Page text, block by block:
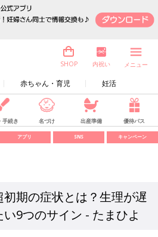
赤ちゃん・育児 妊活
SHOP 内祝い メニュー
手続き 名づけ 出産準備 優待パス
アプリ SNS キャンペーン
初期の症状とは？生理が遅
9つのサイン - たまひよ